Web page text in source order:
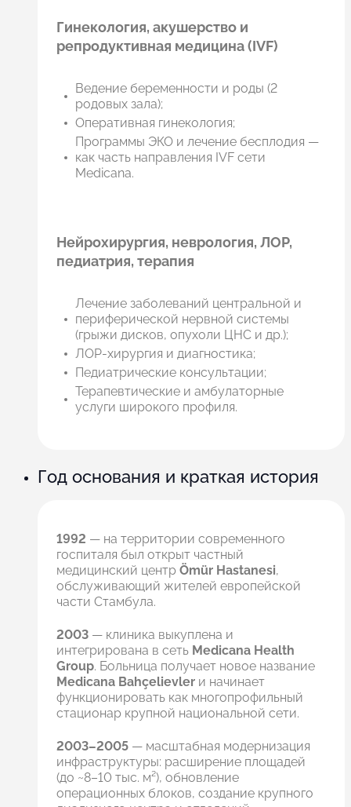
Гинекология, акушерство и
репродуктивная медицина (IVF)
Ведение беременности и роды (2
родовых зала);
Оперативная гинекология;
Программы ЭКО и лечение бесплодия —
как часть направления IVF сети
Medicana.
Нейрохирургия, неврология, ЛОР,
педиатрия, терапия
Лечение заболеваний центральной и
периферической нервной системы
(грыжи дисков, опухоли ЦНС и др.);
ЛОР-хирургия и диагностика;
Педиатрические консультации;
Терапевтические и амбулаторные
услуги широкого профиля.
Год основания и краткая история
1992 — на территории современного
госпиталя был открыт частный
медицинский центр Ömür Hastanesi,
обслуживающий жителей европейской
части Стамбула.
2003 — клиника выкуплена и
интегрирована в сеть Medicana Health
Group. Больница получает новое название
Medicana Bahçelievler и начинает
функционировать как многопрофильный
стационар крупной национальной сети.
2003–2005 — масштабная модернизация
инфраструктуры: расширение площадей
(до ~8–10 тыс. м²), обновление
операционных блоков, создание крупного